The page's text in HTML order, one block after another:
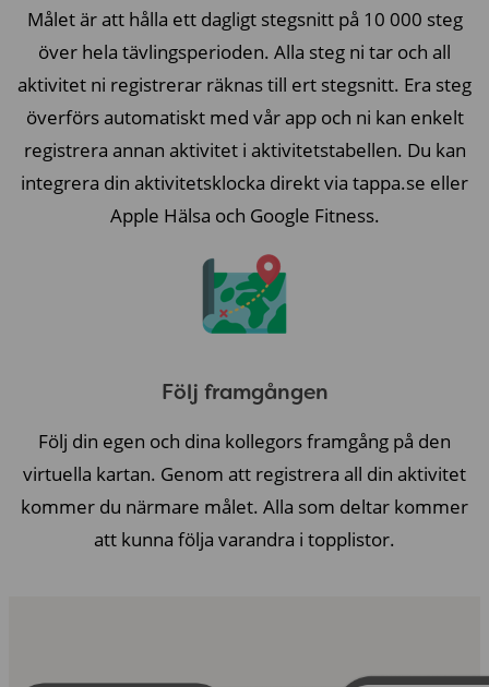
Målet är att hålla ett dagligt stegsnitt på 10 000 steg
över hela tävlingsperioden. Alla steg ni tar och all
aktivitet ni registrerar räknas till ert stegsnitt. Era steg
överförs automatiskt med vår app och ni kan enkelt
registrera annan aktivitet i aktivitetstabellen. Du kan
integrera din aktivitetsklocka direkt via tappa.se eller
Apple Hälsa och Google Fitness.
Följ framgången
Följ din egen och dina kollegors framgång på den
virtuella kartan. Genom att registrera all din aktivitet
kommer du närmare målet. Alla som deltar kommer
att kunna följa varandra i topplistor.